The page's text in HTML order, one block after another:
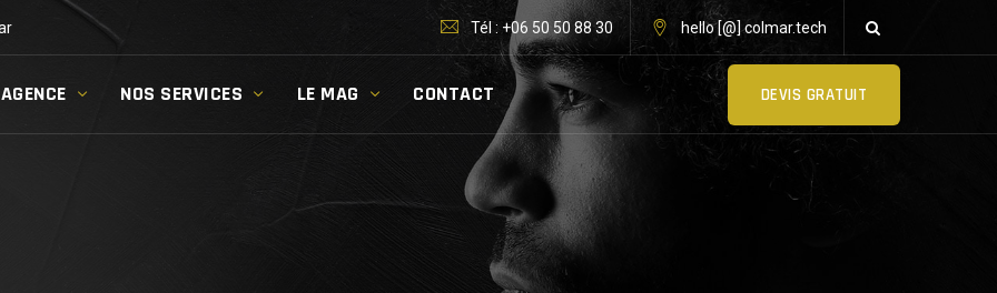
Tél : +06 50 50 88 30 hello [@] colmar.tech
NOS SERVICES LE MAG CONTACT DEVIS GRATUIT